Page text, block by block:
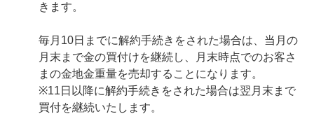
きます。
毎月10日までに解約手続きをされた場合は、当月の
月末まで金の買付けを継続し、月末時点でのお客さ
まの金地金重量を売却することになります。
※11日以降に解約手続きをされた場合は翌月末まで
買付を継続いたします。